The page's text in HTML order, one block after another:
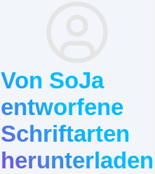
Von SoJa
entworfene
Schriftarten
herunterladen